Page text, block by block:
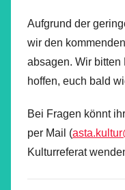
Aufgrund der
wir den
absagen. Wir bitten
hoffen, euch bald
Bei Fragen könnt
per Mail (
Kulturreferat